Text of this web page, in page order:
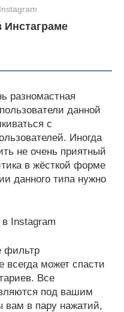
Instagram
Инстаграме
разномастная
данной
с
Иногда
не очень приятный
в жёсткой форме
данного типа нужно
фильтр
всегда может спасти
Все
под вашим
вам в пару нажатий,